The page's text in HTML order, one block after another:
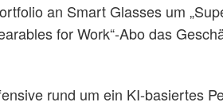
an Smart Glasses um
for Work“-Abo das
rund um ein KI-basiertes